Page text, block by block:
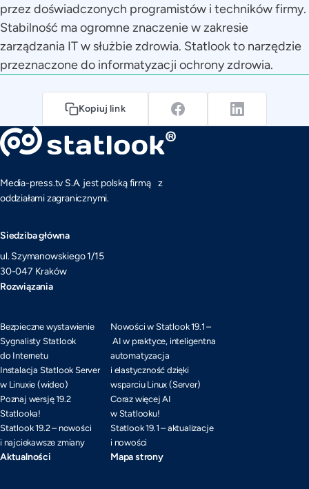
przez doświadczonych programistów i techników firmy.
Stabilność ma ogromne znaczenie w zakresie
zarządzania IT w służbie zdrowia. Statlook to narzędzie
przeznaczone do informatyzacji ochrony zdrowia.
Kopiuj link
Media-press.tv S.A. jest polską firmą z
oddziałami zagranicznymi.
Siedziba główna
ul. Szymanowskiego 1/15
30-047 Kraków
Rozwiązania
Bezpieczne wystawienie
Sygnalisty Statlook
do Internetu
Instalacja Statlook Server
w Linuxie (wideo)
Poznaj wersję 19.2
Statlooka!
Statlook 19.2 – nowości
i najciekawsze zmiany
Nowości w Statlook 19.1 –
AI w praktyce, inteligentna
automatyzacja
i elastyczność dzięki
wsparciu Linux (Server)
Coraz więcej AI
w Statlooku!
Statlook 19.1 – aktualizacje
i nowości
Aktualności Mapa strony